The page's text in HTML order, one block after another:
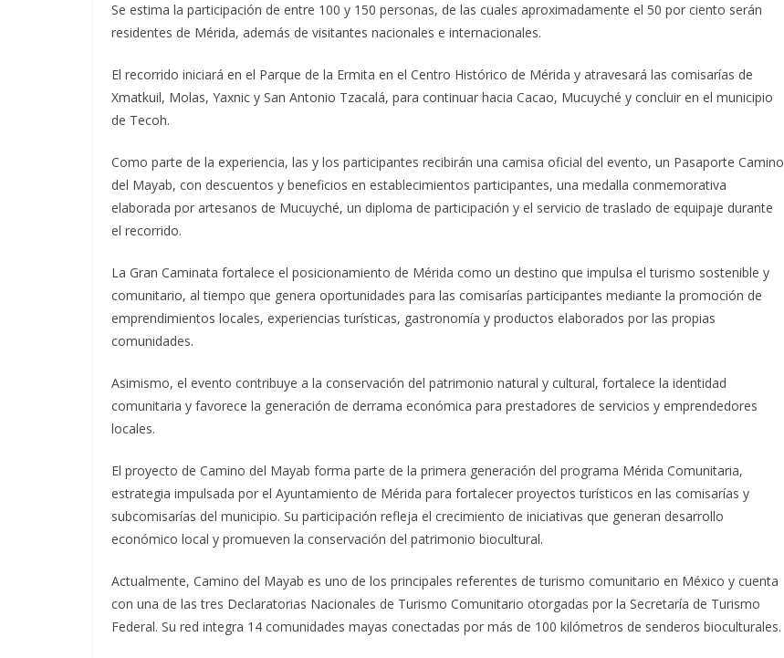
Se estima la participación de entre 100 y 150 personas, de las cuales aproximadamente el 50 por ciento serán
residentes de Mérida, además de visitantes nacionales e internacionales.
El recorrido iniciará en el Parque de la Ermita en el Centro Histórico de Mérida y atravesará las comisarías de
Xmatkuil, Molas, Yaxnic y San Antonio Tzacalá, para continuar hacia Cacao, Mucuyché y concluir en el municipio
de Tecoh.
Como parte de la experiencia, las y los participantes recibirán una camisa oficial del evento, un Pasaporte Camino
del Mayab, con descuentos y beneficios en establecimientos participantes, una medalla conmemorativa
elaborada por artesanos de Mucuyché, un diploma de participación y el servicio de traslado de equipaje durante
el recorrido.
La Gran Caminata fortalece el posicionamiento de Mérida como un destino que impulsa el turismo sostenible y
comunitario, al tiempo que genera oportunidades para las comisarías participantes mediante la promoción de
emprendimientos locales, experiencias turísticas, gastronomía y productos elaborados por las propias
comunidades.
Asimismo, el evento contribuye a la conservación del patrimonio natural y cultural, fortalece la identidad
comunitaria y favorece la generación de derrama económica para prestadores de servicios y emprendedores
locales.
El proyecto de Camino del Mayab forma parte de la primera generación del programa Mérida Comunitaria,
estrategia impulsada por el Ayuntamiento de Mérida para fortalecer proyectos turísticos en las comisarías y
subcomisarías del municipio. Su participación refleja el crecimiento de iniciativas que generan desarrollo
económico local y promueven la conservación del patrimonio biocultural.
Actualmente, Camino del Mayab es uno de los principales referentes de turismo comunitario en México y cuenta
con una de las tres Declaratorias Nacionales de Turismo Comunitario otorgadas por la Secretaría de Turismo
Federal. Su red integra 14 comunidades mayas conectadas por más de 100 kilómetros de senderos bioculturales.